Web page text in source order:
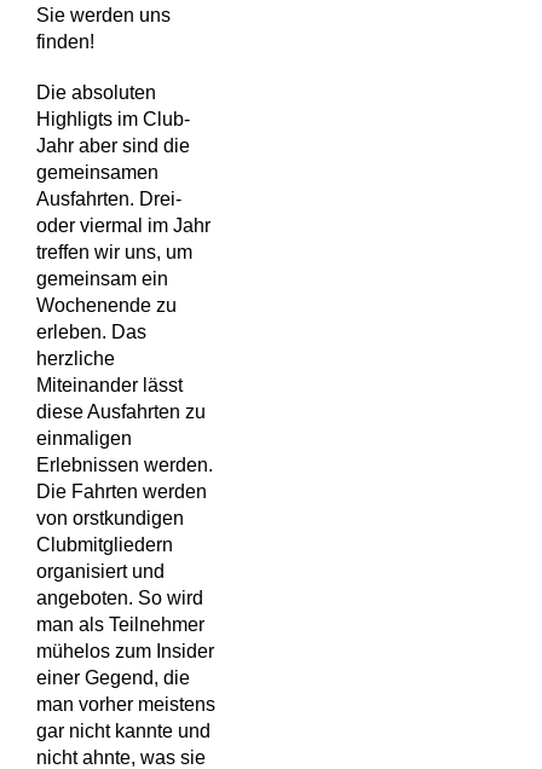
Sie werden uns
finden!
Die absoluten
Highligts im Club-
Jahr aber sind die
gemeinsamen
Ausfahrten. Drei-
oder viermal im Jahr
treffen wir uns, um
gemeinsam ein
Wochenende zu
erleben. Das
herzliche
Miteinander lässt
diese Ausfahrten zu
einmaligen
Erlebnissen werden.
Die Fahrten werden
von orstkundigen
Clubmitgliedern
organisiert und
angeboten. So wird
man als Teilnehmer
mühelos zum Insider
einer Gegend, die
man vorher meistens
gar nicht kannte und
nicht ahnte, was sie